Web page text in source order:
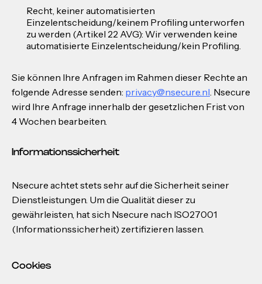
Recht, keiner automatisierten
Einzelentscheidung/keinem Profiling unterworfen
zu werden (Artikel 22 AVG): Wir verwenden keine
automatisierte Einzelentscheidung/kein Profiling.
Sie können Ihre Anfragen im Rahmen dieser Rechte an
folgende Adresse senden: privacy@nsecure.nl. Nsecure
wird Ihre Anfrage innerhalb der gesetzlichen Frist von
4 Wochen bearbeiten.
Informationssicherheit
Nsecure achtet stets sehr auf die Sicherheit seiner
Dienstleistungen. Um die Qualität dieser zu
gewährleisten, hat sich Nsecure nach ISO27001
(Informationssicherheit) zertifizieren lassen.
Cookies